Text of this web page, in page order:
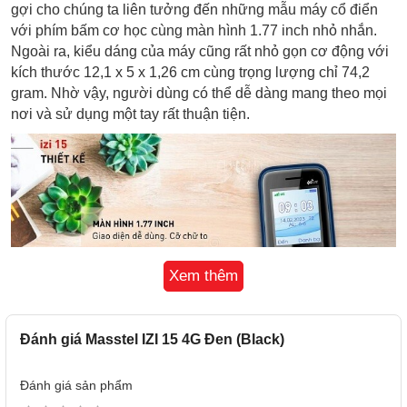
gợi cho chúng ta liên tưởng đến những mẫu máy cổ điển
với phím bấm cơ học cùng màn hình 1.77 inch nhỏ nhắn.
Ngoài ra, kiểu dáng của máy cũng rất nhỏ gọn cơ động với
kích thước 12,1 x 5 x 1,26 cm cùng trọng lượng chỉ 74,2
gram. Nhờ vậy, người dùng có thể dễ dàng mang theo mọi
nơi và sử dụng một tay rất thuận tiện.
Đặc biệt, Masstel Izi 15 4G được trang bị hệ thống phím
bấm rất dễ nhìn, dễ thao tác với các chữ và số có kích
Xem thêm
Đánh giá Masstel IZI 15 4G Đen (Black)
Đánh giá sản phẩm